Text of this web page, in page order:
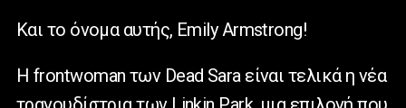
Και το όνομα αυτής, Emily Armstrong!
Η frontwoman των Dead Sara είναι τελικά η νέα